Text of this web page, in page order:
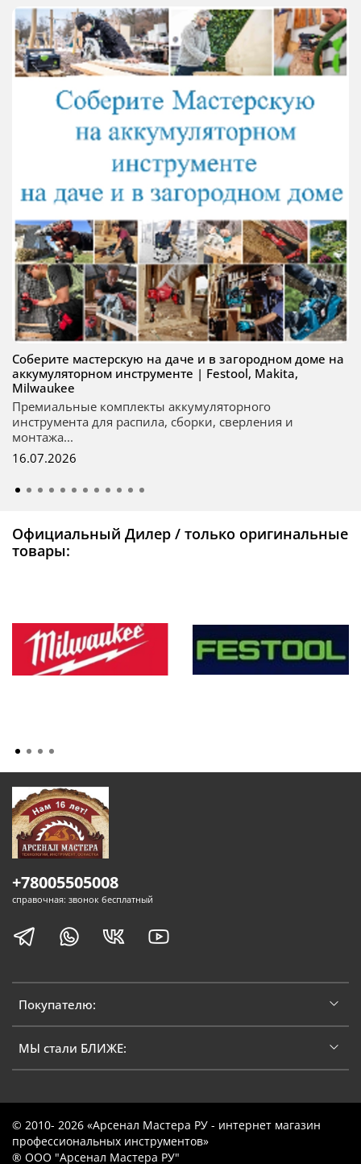
Соберите мастерскую на даче и в загородном доме на
аккумуляторном инструменте | Festool, Makita,
Milwaukee
Премиальные комплекты аккумуляторного
инструмента для распила, сборки, сверления и
монтажа...
16.07.2026
Официальный Дилер / только оригинальные
товары:
Покупателю:
МЫ стали БЛИЖЕ:
+78005505008
справочная: звонок бесплатный
© 2010- 2026 «Арсенал Мастера РУ - интернет магазин
профессиональных инструментов»
® ООО "Арсенал Мастера РУ"